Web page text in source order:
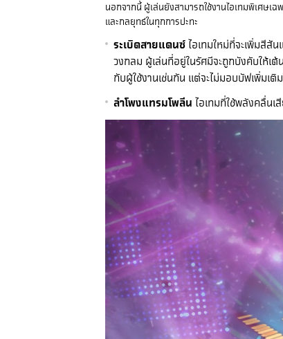
นอกจากนี้ ผู้เล่นยังสามารถใช้งานไอเทมพิเศษเ
และกลยุทธ์ในทุกการปะทะ
ระเบิดสายแดนซ์ ไอเทมใหม่ที่จะเพิ่มสีสั
วงกลม ผู้เล่นที่อยู่ในรัศมีจะถูกบังคับให้เต้
กับผู้ใช้งานเช่นกัน แต่จะไม่มอบบัฟเพิ่มเติ
ลำโพงแทรมโพลีน ไอเทมที่ใช้พลังคลื่นเ